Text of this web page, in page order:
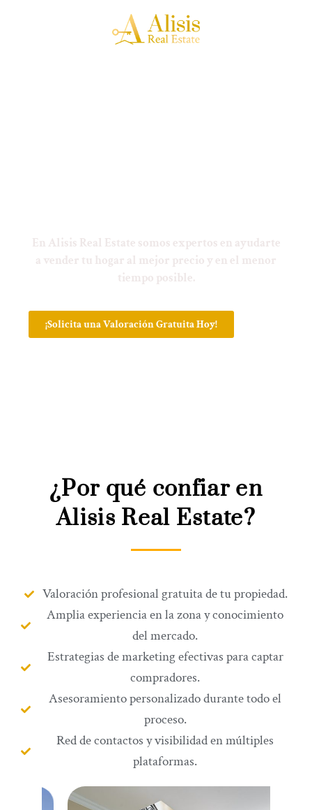
En Alisis Real Estate somos expertos en ayudarte
a vender tu hogar al mejor precio y en el menor
tiempo posible.
¡Solicita una Valoración Gratuita Hoy!
¿Por qué confiar en
Alisis Real Estate?
Valoración profesional gratuita de tu propiedad.
Amplia experiencia en la zona y conocimiento
del mercado.
Estrategias de marketing efectivas para captar
compradores.
Asesoramiento personalizado durante todo el
proceso.
Red de contactos y visibilidad en múltiples
plataformas.